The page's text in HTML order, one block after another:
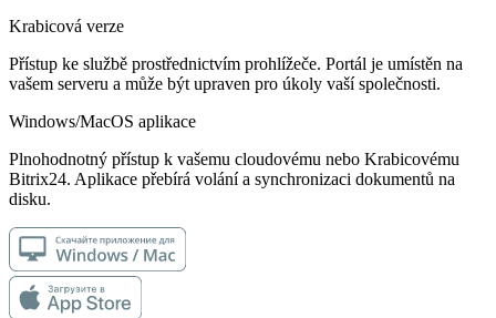
Krabicová verze
Přístup ke službě prostřednictvím prohlížeče. Portál je umístěn na
vašem serveru a může být upraven pro úkoly vaší společnosti.
Windows/MacOS aplikace
Plnohodnotný přístup k vašemu cloudovému nebo Krabicovému
Bitrix24. Aplikace přebírá volání a synchronizaci dokumentů na
disku.